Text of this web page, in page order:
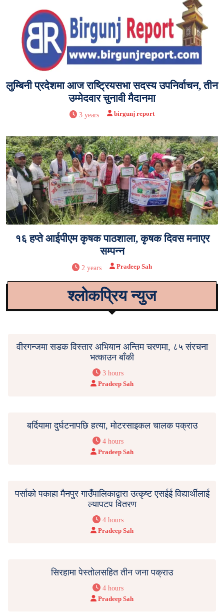
लुम्बिनी प्रदेशमा आज राष्ट्रियसभा सदस्य उपनिर्वाचन, तीन
उम्मेदवार चुनावी मैदानमा
3 years birgunj report
१६ हप्ते आईपीएम कृषक पाठशाला, कृषक दिवस मनाएर
सम्पन्न
2 years Pradeep Sah
श्लोकप्रिय न्युज
वीरगन्जमा सडक विस्तार अभियान अन्तिम चरणमा, ८५ संरचना
भत्काउन बाँकी
3 hours
Pradeep Sah
बर्दियामा दुर्घटनापछि हत्या, मोटरसाइकल चालक पक्राउ
4 hours
Pradeep Sah
पर्साको पकाहा मैनपुर गाउँपालिकाद्वारा उत्कृष्ट एसईई विद्यार्थीलाई
ल्यापटप वितरण
4 hours
Pradeep Sah
सिरहामा पेस्तोलसहित तीन जना पक्राउ
4 hours
Pradeep Sah